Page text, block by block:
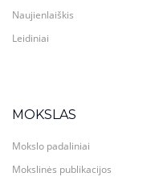
Naujienlaiškis
Leidiniai
MOKSLAS
Mokslo padaliniai
Mokslinės publikacijos